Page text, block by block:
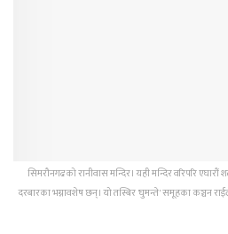
सिमरौनगढको रानीवास मन्दिर। यही मन्दिर वरिपरि
दरबारका भग्नावशेष छन्। यो तस्बिर 'घुमन्ते' समूहका कञ्चन